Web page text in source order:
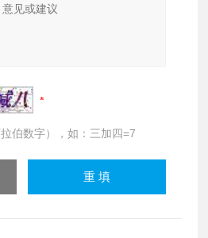
伯数字），如：三加四=7